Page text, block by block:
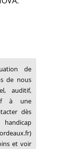
de
de nous
auditif,
à une
dès
et voir